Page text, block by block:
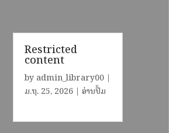
Restricted
content
by admin_library00|
ມ.ຖ. 25, 2026| ອ່ານປຶ້ມ